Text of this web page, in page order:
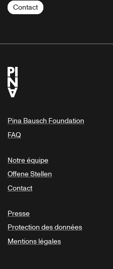
Contact
Pina Bausch Foundation
FAQ
Notre équipe
Offene Stellen
Contact
Presse
Protection des données
Mentions légales